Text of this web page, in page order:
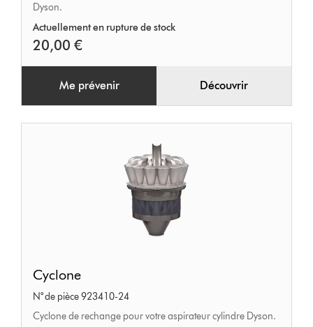
Dyson.
Actuellement en rupture de stock
20,00 €
Me prévenir Découvrir
Cyclone
N° de pièce 923410-24
Cyclone de rechange pour votre aspirateur cylindre Dyson.